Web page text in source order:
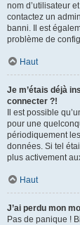
nom d’utilisateur
contactez un
banni. Il est
problème de
Haut
Je m’étais déjà
connecter ?!
Il est possible
pour une
périodiquement
données. Si tel
plus activement
Haut
J’ai perdu mon
Pas de panique !